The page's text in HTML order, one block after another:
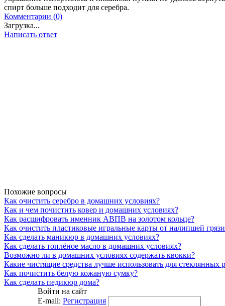
спирт больше подходит для серебра.
Комментарии (0)
Загрузка...
Написать ответ
Похожие вопросы
Как очистить серебро в домашних условиях?
Как и чем почистить ковер и домашних условиях?
Как расшифровать именник АВПВ на золотом кольце?
Как очистить пластиковые игральные карты от налипшей
Как сделать маникюр в домашних условиях?
Как сделать топлёное масло в домашних условиях?
Возможно ли в домашних условиях содержать квокки?
Какие чистящие средства лучше использовать для стеклянных
Как почистить белую кожаную сумку?
Как сделать педикюр дома?
Войти на сайт
E-mail: Регистрация